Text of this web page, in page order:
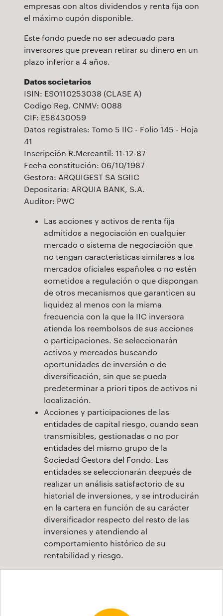
empresas con altos dividendos y renta fija con
el máximo cupón disponible.
Este fondo puede no ser adecuado para
inversores que prevean retirar su dinero en un
plazo inferior a 4 años.
Datos societarios
ISIN: ES0110253038 (CLASE A)
Codigo Reg. CNMV: 0088
CIF: E58430059
Datos registrales: Tomo 5 IIC - Folio 145 - Hoja
41
Inscripción R.Mercantil: 11-12-87
Fecha constitución: 06/10/1987
Gestora: ARQUIGEST SA SGIIC
Depositaria: ARQUIA BANK, S.A.
Auditor: PWC
Las acciones y activos de renta fija
admitidos a negociación en cualquier
mercado o sistema de negociación que
no tengan caracteristicas similares a los
mercados oficiales españoles o no estén
sometidos a regulación o que dispongan
de otros mecanismos que garanticen su
liquidez al menos con la misma
frecuencia con la que la IIC inversora
atienda los reembolsos de sus acciones
o participaciones. Se seleccionarán
activos y mercados buscando
oportunidades de inversión o de
diversificación, sin que se pueda
predeterminar a priori tipos de activos ni
localización.
Acciones y participaciones de las
entidades de capital riesgo, cuando sean
transmisibles, gestionadas o no por
entidades del mismo grupo de la
Sociedad Gestora del Fondo. Las
entidades se seleccionarán después de
realizar un análisis satisfactorio de su
historial de inversiones, y se introducirán
en la cartera en función de su carácter
diversificador respecto del resto de las
inversiones y atendiendo al
comportamiento histórico de su
rentabilidad y riesgo.